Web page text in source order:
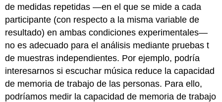
de medidas repetidas —en el que se mide a cada
participante (con respecto a la misma variable de
resultado) en ambas condiciones experimentales—
no es adecuado para el análisis mediante pruebas t
de muestras independientes. Por ejemplo, podría
interesarnos si escuchar música reduce la capacidad
de memoria de trabajo de las personas. Para ello,
podríamos medir la capacidad de memoria de trabajo